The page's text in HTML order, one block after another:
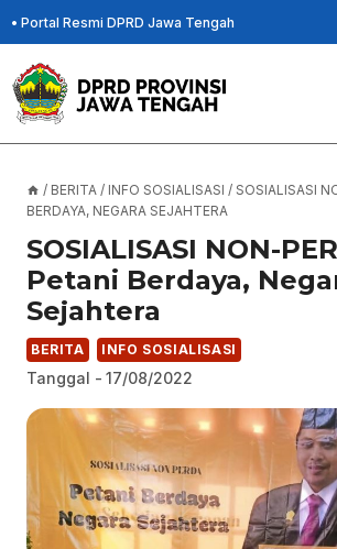
Skip
to
content
• Portal Resmi DPRD Jawa Tengah
/ BERITA / INFO SOSIALISASI / SOSIALISASI
BERDAYA, NEGARA SEJAHTERA
SOSIALISASI NON-
Petani Berdaya,
Sejahtera
BERITA INFO SOSIALISASI
Tanggal - 17/08/2022